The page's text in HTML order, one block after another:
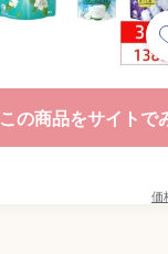
この商品をサイトで
価